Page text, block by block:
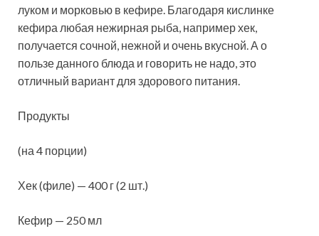
луком и морковью в кефире. Благодаря кислинке
кефира любая нежирная рыба, например хек,
получается сочной, нежной и очень вкусной. А о
пользе данного блюда и говорить не надо, это
отличный вариант для здорового питания.
Продукты
(на 4 порции)
Хек (филе) — 400 г (2 шт.)
Кефир — 250 мл